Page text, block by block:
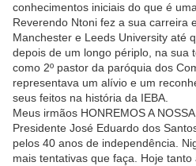
conhecimentos iniciais do que é
Reverendo Ntoni fez a sua carreira
Manchester e Leeds University até
depois de um longo périplo, na sua
como 2º pastor da paróquia dos
representava um alívio e um
seus feitos na história da IEBA.
Meus irmãos HONREMOS A
Presidente José Eduardo dos
pelos 40 anos de independência.
mais tentativas que faça. Hoje